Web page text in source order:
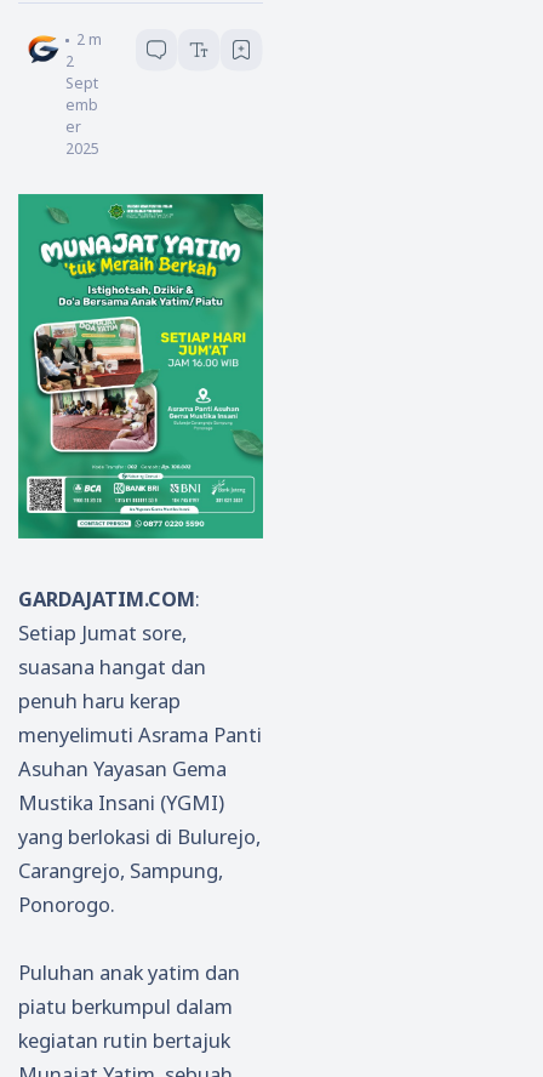
Redaksi Garda Jatim
2menit baca
2
Sept
emb
er
2025
GARDAJATIM.COM:
Setiap Jumat sore,
suasana hangat dan
penuh haru kerap
menyelimuti Asrama Panti
Asuhan Yayasan Gema
Mustika Insani (YGMI)
yang berlokasi di Bulurejo,
Carangrejo, Sampung,
Ponorogo.
Puluhan anak yatim dan
piatu berkumpul dalam
kegiatan rutin bertajuk